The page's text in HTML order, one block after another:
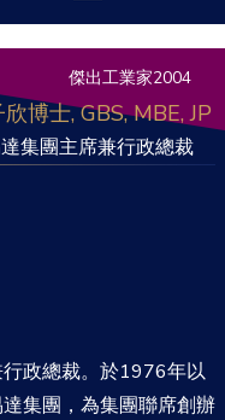
傑出工業家2004
博士, GBS, MBE, JP
集團主席兼行政總裁
政總裁。於1976年以
集團，為集團聯席創辦